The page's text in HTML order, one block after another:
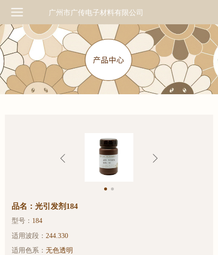
广州市广传电子材料有限公司
品名：光引发剂184
型号： 184
适用波段： 244.330
适用色系：无色透明